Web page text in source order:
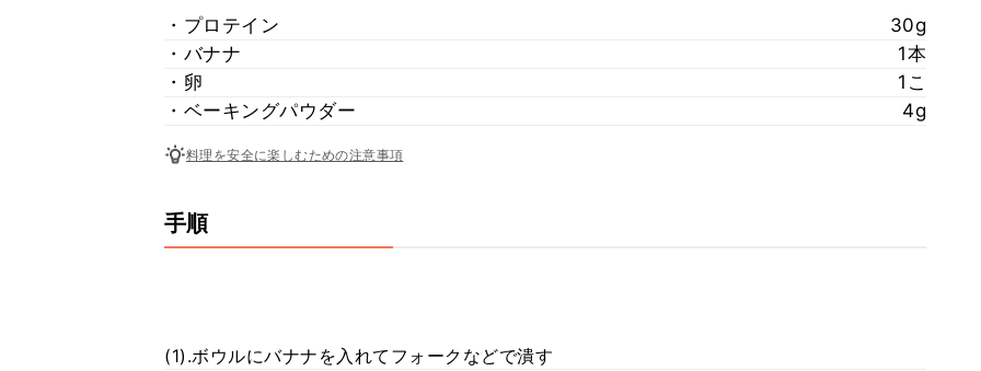
・プロテイン
30g
・バナナ
1本
・卵
1こ
・ベーキングパウダー
4g
料理を安全に楽しむための注意事項
手順
(1).ボウルにバナナを入れてフォークなどで潰す